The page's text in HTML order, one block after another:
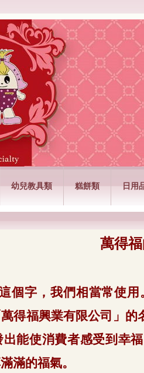
限公司
幼兒教具類 糕餅類 日用
萬得
這個字，我們相當常使
得福興業有限公司」
能使消費者感受到幸
滿的福氣。